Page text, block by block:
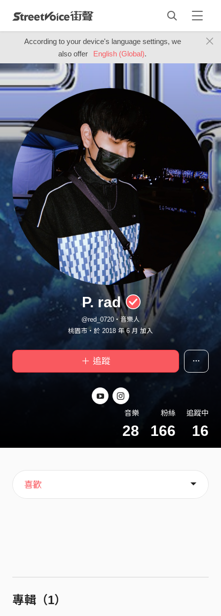
According to your device's language settings, we
also offer
English (Global).
P. rad
@red_0720・音樂人
桃園市・於 2018 年 6 月 加入
＋ 追蹤
音樂
28
粉絲
166
追蹤中
16
主頁
音樂
喜歡
關於
專輯（1）